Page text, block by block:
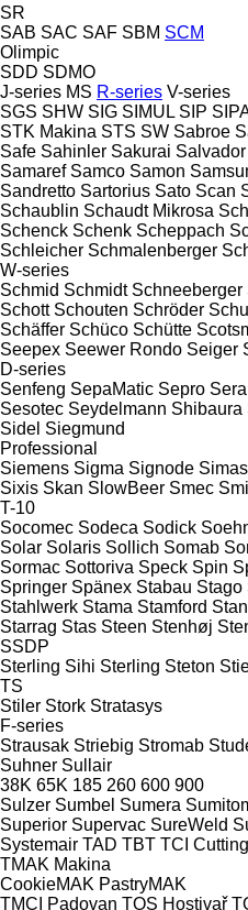
SR
SAB SAC SAF SBM SCM
Olimpic
SDD SDMO
J-series MS R-series V-series
SGS SHW SIG SIMUL SIP
STK Makina STS SW Sabroe
Safe Sahinler Sakurai Salvador
Samaref Samco Samon
Sandretto Sartorius Sato Scan
Schaublin Schaudt Mikrosa
Schenck Schenk Scheppach
Schleicher Schmalenberger
W-series
Schmid Schmidt Schneeberger
Schott Schouten Schröder
Schäffer Schüco Schütte
Seepex Seewer Rondo Seiger
D-series
Senfeng SepaMatic Sepro Sera
Sesotec Seydelmann Shibaura
Sidel Siegmund
Professional
Siemens Sigma Signode
Sixis Skan SlowBeer Smec
T-10
Socomec Sodeca Sodick
Solar Solaris Sollich Somab
Sormac Sottoriva Speck Spin
Springer Spänex Stabau Stago
Stahlwerk Stama Stamford
Starrag Stas Steen Stenhøj
SSDP
Sterling Sihi Sterling Steton
TS
Stiler Stork Stratasys
F-series
Strausak Striebig Stromab
Suhner Sullair
38K 65K 185 260 600 900
Sulzer Sumbel Sumera
Superior Supervac SureWeld
Systemair TAD TBT TCI Cutting
TMAK Makina
CookieMAK PastryMAK
TMCI Padovan TOS Hostivař